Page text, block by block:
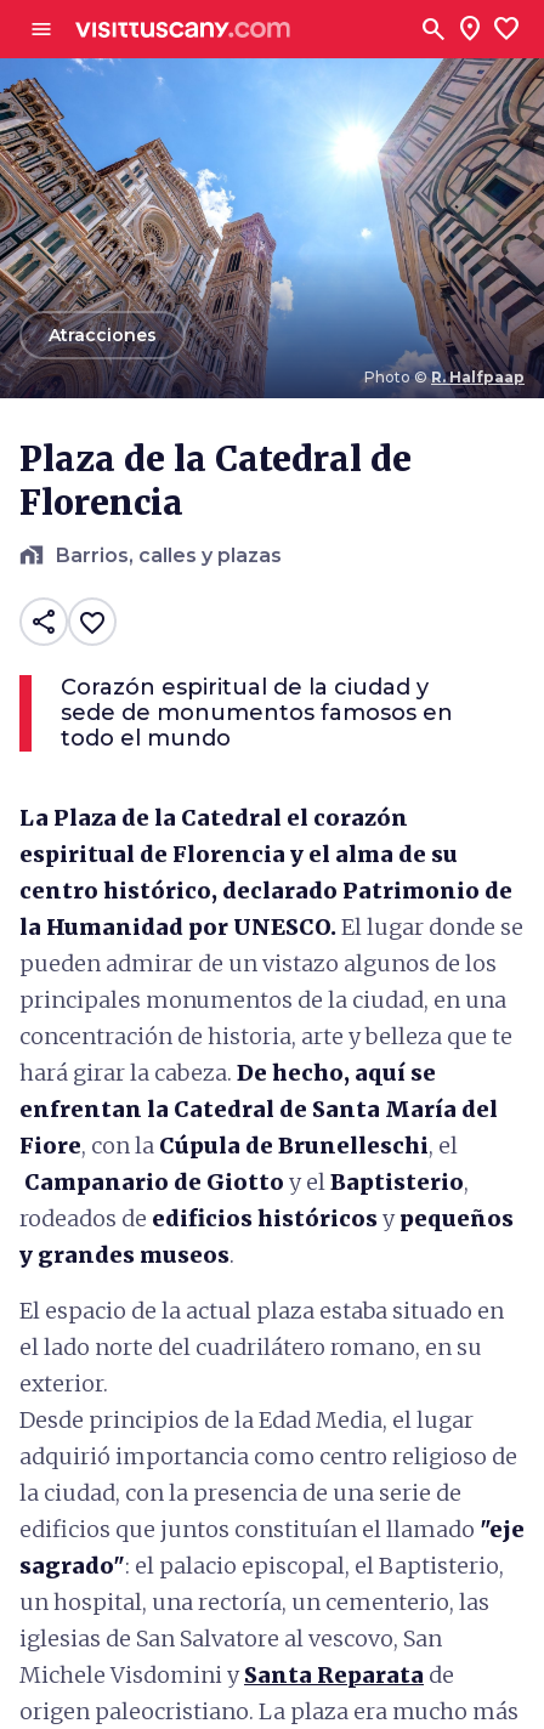
menu search location_on favorite
Photo © R. Halfpaap
arrow_backAtracciones
Plaza de la Catedral de
Florencia
home_work Barrios, calles y plazas
share favorite_border
Corazón espiritual de la ciudad y
sede de monumentos famosos en
todo el mundo
La Plaza de la Catedral el corazón
espiritual de Florencia y el alma de su
centro histórico, declarado Patrimonio de
la Humanidad por UNESCO.El lugar donde se
pueden admirar de un vistazo algunos de los
principales monumentos de la ciudad, en una
concentración de historia, arte y belleza que te
hará girar la cabeza. De hecho, aquí se
enfrentan la Catedral de Santa María del
Fiore, con la Cúpula de Brunelleschi, el
Campanario de Giotto y elBaptisterio,
rodeados de edificios históricosypequeños
y grandes museos.
El espacio de la actual plaza estaba situado en
el lado norte del cuadrilátero romano, en su
exterior.
Desde principios de la Edad Media, el lugar
adquirió importancia como centro religioso de
la ciudad, con la presencia de una serie de
edificios que juntos constituían el llamado "eje
sagrado": el palacio episcopal, el Baptisterio,
un hospital, una rectoría, un cementerio, las
iglesias de San Salvatore al vescovo, San
Michele Visdomini ySanta Reparata de
origen paleocristiano. La plaza era mucho más